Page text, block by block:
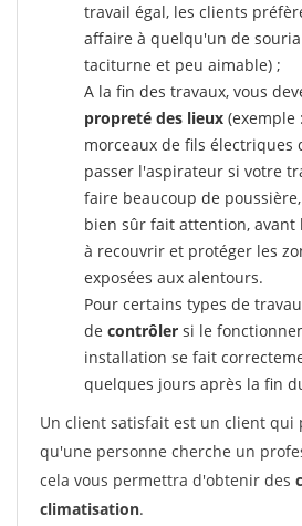
travail égal, les clients
affaire à quelqu'un de
taciturne et peu aimable) ;
A la fin des travaux, vous
propreté des lieux (exemple
morceaux de fils électriques
passer l'aspirateur si votre
faire beaucoup de
bien sûr fait attention, avant
à recouvrir et protéger les
exposées aux alentours.
Pour certains types de
de contrôler si le
installation se fait
quelques jours après la fin
Un client satisfait est un client qui
qu'une personne cherche un
cela vous permettra d'obtenir des
climatisation.